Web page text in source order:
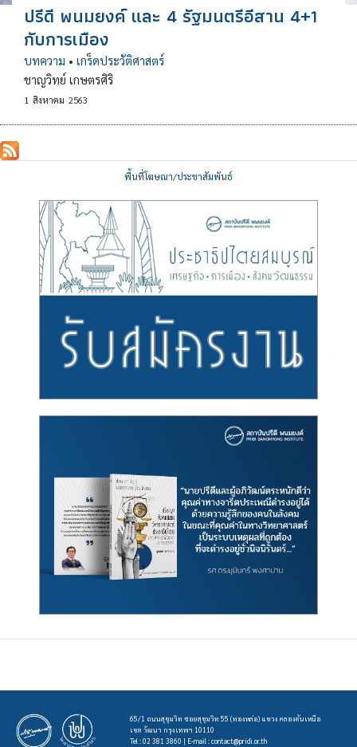
ปรีดี พนมยงค์ และ 4 รัฐมนตรีอีสาน 4+1
กับการเมือง
บทความ • เกร็ดประวัติศาสตร์
ชาญวิทย์ เกษตรศิริ
1 สิงหาคม 2563
พื้นที่โฆษณา/ประชาสัมพันธ์
65/1 ถนนสุขุมวิท ซอยสุขุมวิท 55 (ทองหล่อ) แขวง คลองตันเหนือ
เขต วัฒนา กรุงเทพฯ 10110
Tel : 02 381 3860 | E-mail :contact@pridi.or.th